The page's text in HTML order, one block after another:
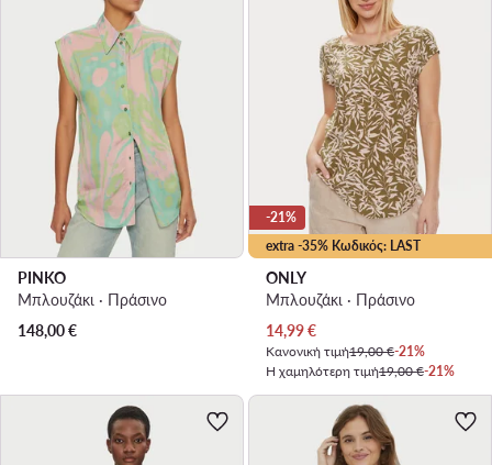
PINKO
Μπλουζάκι · Πράσινο
148,00€
extra -35% Κωδικός: LAST
-21%
ONLY
Μπλουζάκι · Πράσινο
Τρέχουσα τιμή
14,99€
Κανονική τιμή19,00 €-21%
Η χαμηλότερη τιμή19,00 €-21%